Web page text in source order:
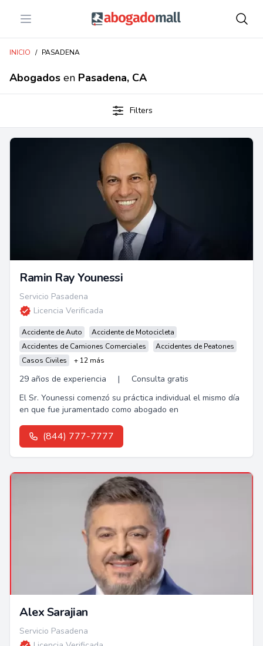
Open menu Abogadomall
INICIO / PASADENA
Abogados en Pasadena, CA
Filters
Ramin Ray Younessi
Servicio Pasadena
Licencia Verificada
Accidente de Auto
Accidente de Motocicleta
Accidentes de Camiones Comerciales
Accidentes de Peatones
Casos Civiles
+ 12 más
29 años de experiencia |
Consulta gratis
El Sr. Younessi comenzó su práctica individual el mismo día
en que fue juramentado como abogado en
(844) 777-7777
Alex Sarajian
Servicio Pasadena